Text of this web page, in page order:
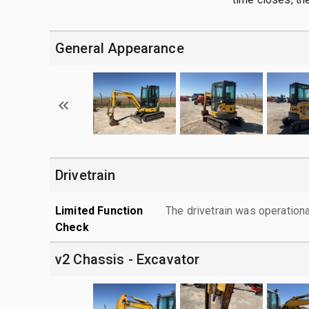
General Appearance
Drivetrain
Limited Function
Check
The drivetrain was
v2 Chassis - Excavator